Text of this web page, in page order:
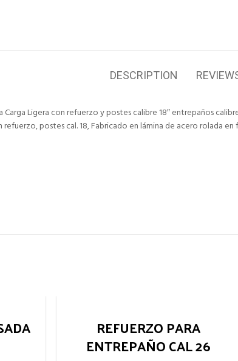
DESCRIPTION
Ligera con refuerzo y postes calibre 18″ entrepaños
postes cal. 18, Fabricado en lámina de acero
REFUERZO PARA
ENTREPAÑO CAL 26